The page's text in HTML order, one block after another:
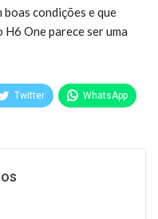
boas condições e que
One parece ser uma
Twitter WhatsApp